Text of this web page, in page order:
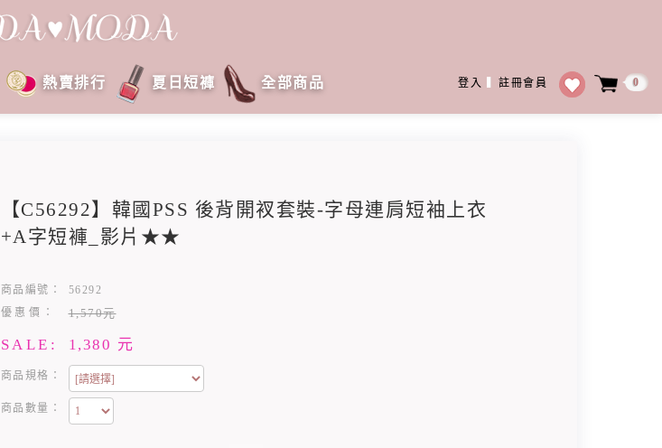
登入 註冊會員 0
熱賣排行 夏日短褲 全部商品
【C56292】韓國PSS 後背開衩套裝-字母連肩短袖上衣
+A字短褲_影片★★
商品編號：
56292
優惠價：
1,570元
SALE: 1,380 元
商品規格：
商品數量：